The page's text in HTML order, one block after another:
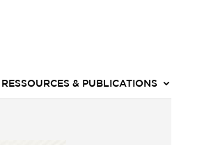
RESSOURCES & PUBLICATIONS